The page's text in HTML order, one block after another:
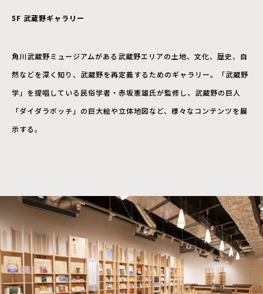
5F 武蔵野ギャラリー
角川武蔵野ミュージアムがある武蔵野エリアの土地、文化、歴史、自
然などを深く知り、武蔵野を再定義するためのギャラリー。「武蔵野
学」を提唱している民俗学者・赤坂憲雄氏が監修し、武蔵野の巨人
「ダイダラボッチ」の巨大絵や立体地図など、様々なコンテンツを展
示する。